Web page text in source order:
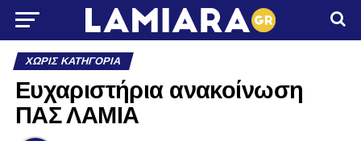
ΧΩΡΊΣ ΚΑΤΗΓΟΡΊΑ
Ευχαριστήρια ανακοίνωση
ΠΑΣ ΛΑΜΙΑ